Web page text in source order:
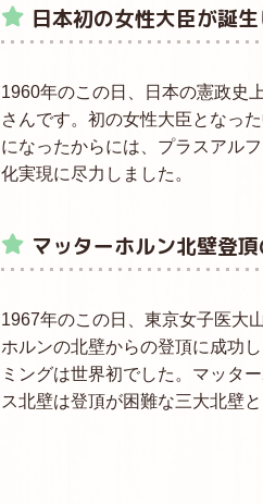
日本初の女性大臣が誕
1960年のこの日、日本の憲政史
さんです。初の女性大臣となっ
になったからには、プラスアル
化実現に尽力しました。
マッターホルン北壁登頂
1967年のこの日、東京女子医大
ホルンの北壁からの登頂に成功
ミングは世界初でした。マッタ
ス北壁は登頂が困難な三大北壁